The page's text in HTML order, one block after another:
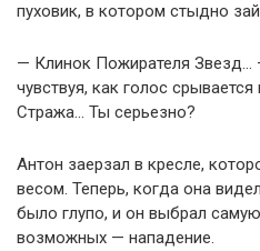
пуховик, в котором стыдно
— Клинок Пожирателя Звезд…
чувствуя, как голос
Стража… Ты серьезно?
Антон заерзал в кресле,
весом. Теперь, когда она
было глупо, и он выбрал
возможных — нападение.